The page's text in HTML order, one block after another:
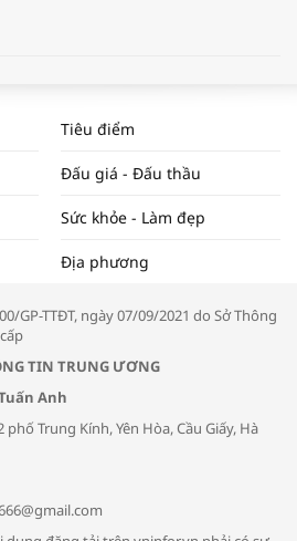
NĂM 2024 VÀ NĂM 2025 | NHỊP
THỊ TRƯỜNG #62
đàm “Xúc tiến thương mại: Khơi
sĩ tư vấn cách phòng tránh bệnh
hô hấp trong thời tiết giao mùa
Tiêu điểm
Đấu giá - Đấu thầu
Sức khỏe - Làm đẹp
Địa phương
GP-TTĐT, ngày 07/09/2021 do Sở Thông
TIN TRUNG ƯƠNG
Anh
Trung Kính, Yên Hòa, Cầu Giấy, Hà